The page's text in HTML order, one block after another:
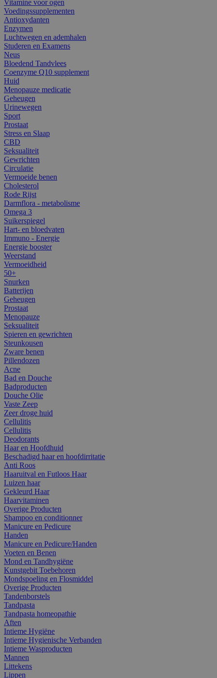
Vitamine voor ogen
Voedingssupplementen
Antioxydanten
Enzymen
Luchtwegen en ademhalen
Studeren en Examens
Neus
Bloedend Tandvlees
Coenzyme Q10 supplement
Huid
Menopauze medicatie
Geheugen
Urinewegen
Sport
Prostaat
Stress en Slaap
CBD
Seksualiteit
Gewrichten
Circulatie
Vermoeide benen
Cholesterol
Rode Rijst
Darmflora - metabolisme
Omega 3
Suikerspiegel
Hart- en bloedvaten
Immuno - Energie
Energie booster
Weerstand
Vermoeidheid
50+
Snurken
Batterijen
Geheugen
Prostaat
Menopauze
Seksualiteit
Spieren en gewrichten
Steunkousen
Zware benen
Pillendozen
Acne
Bad en Douche
Badproducten
Douche Olie
Vaste Zeep
Zeer droge huid
Cellulitis
Cellulitis
Deodorants
Haar en Hoofdhuid
Beschadigd haar en hoofdirritatie
Anti Roos
Haaruitval en Futloos Haar
Luizen haar
Gekleurd Haar
Haarvitaminen
Overige Producten
Shampoo en conditionner
Manicure en Pedicure
Handen
Manicure en Pedicure/Handen
Voeten en Benen
Mond en Tandhygiëne
Kunstgebit Toebehoren
Mondspoeling en Flosmiddel
Overige Producten
Tandenborstels
Tandpasta
Tandpasta homeopathie
Aften
Intieme Hygiëne
Intieme Hygienische Verbanden
Intieme Wasproducten
Mannen
Littekens
Lippen